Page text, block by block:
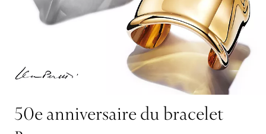
50e anniversaire du bracelet